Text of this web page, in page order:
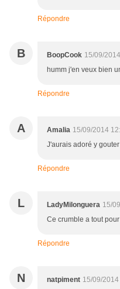
Répondre
B BoopCook 15/09/
humm j'en veux bien
Répondre
A Amalia 15/09/2014
J'aurais adoré y
Répondre
L LadyMilonguera 15/
Ce crumble a tout
Répondre
N natpiment 15/09/